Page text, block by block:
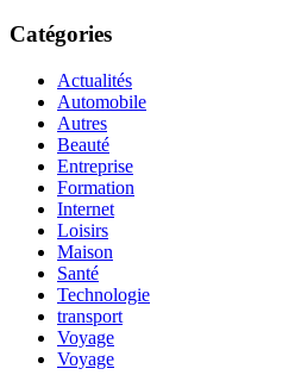
Catégories
Actualités
Automobile
Autres
Beauté
Entreprise
Formation
Internet
Loisirs
Maison
Santé
Technologie
transport
Voyage
Voyage